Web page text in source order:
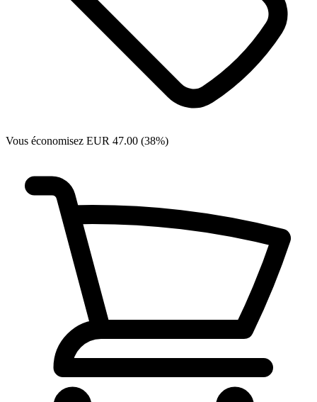
Vous économisez EUR 47.00 (38%)